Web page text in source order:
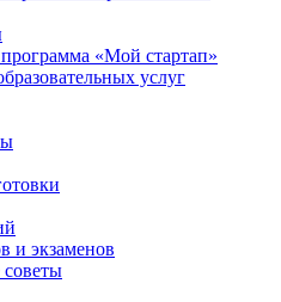
«Мой стартап»
услуг
и экзаменов